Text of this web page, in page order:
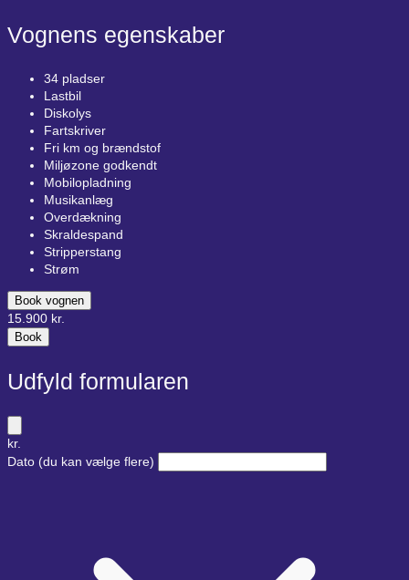
Vognens egenskaber
34 pladser
Lastbil
Diskolys
Fartskriver
Fri km og brændstof
Miljøzone godkendt
Mobilopladning
Musikanlæg
Overdækning
Skraldespand
Stripperstang
Strøm
Book vognen
15.900 kr.
Book
Udfyld formularen
kr.
Dato (du kan vælge flere)